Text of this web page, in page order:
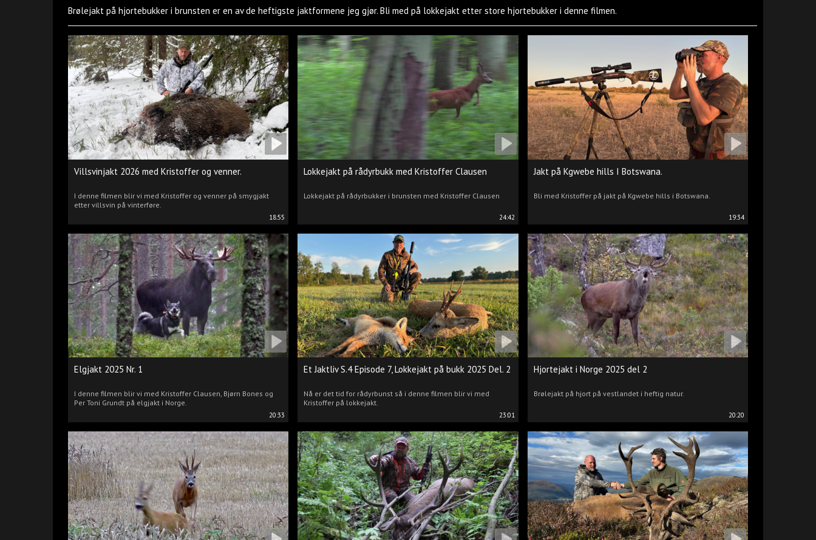
Brølejakt på hjortebukker i brunsten er en av de heftigste jaktformene jeg gjør. Bli med på lokkejakt etter store hjortebukker i denne filmen.
18:55
Villsvinjakt 2026 med Kristoffer og venner.
I denne filmen blir vi med Kristoffer og venner på smygjakt
etter villsvin på vinterføre.
24:42
Lokkejakt på rådyrbukk med Kristoffer Clausen
Lokkejakt på rådyrbukker i brunsten med Kristoffer Clausen
19:34
Jakt på Kgwebe hills I Botswana.
Bli med Kristoffer på jakt på Kgwebe hills i Botswana.
20:33
Elgjakt 2025 Nr. 1
I denne filmen blir vi med Kristoffer Clausen, Bjørn Bones og
Per Toni Grundt på elgjakt i Norge.
23:01
Et Jaktliv S.4 Episode 7, Lokkejakt på bukk 2025 Del. 2
Nå er det tid for rådyrbunst så i denne filmen blir vi med
Kristoffer på lokkejakt.
20:20
Hjortejakt i Norge 2025 del 2
Brølejakt på hjort på vestlandet i heftig natur.